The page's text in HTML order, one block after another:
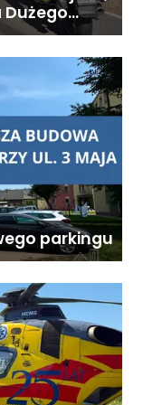
Dużego
parkingu